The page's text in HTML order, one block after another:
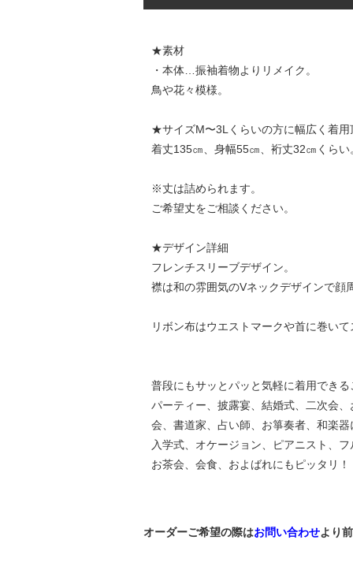
★素材
・本体…振袖着物よりリメイク。
鳥や花々模様。
★サイズM〜3Lくらいの方に幅広く着用
着丈135㎝、身幅55㎝、裄丈32㎝くら
※丈は詰められます。
ご希望丈をご相談ください。
★デザイン詳細
フレンチスリーブデザイン。
襟は和の雰囲気のVネックデザインで顔
リボン布はウエストマークや首に巻い
普段にもサッとパッと気軽に着用でき
パーティー、披露宴、結婚式、二次会
会、書道家、占い師、お箏奏者、和楽器
入学式、オケージョン、ピアニスト、
お茶会、会食、およばれにもピッタリ！
オーダーご希望の際はお問い合わせより